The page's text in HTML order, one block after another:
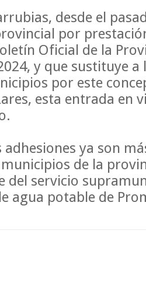
desde el
por
Oficial de la
y que sustituye
por este
esta entrada en
adhesiones ya son
de la
del servicio
agua potable de